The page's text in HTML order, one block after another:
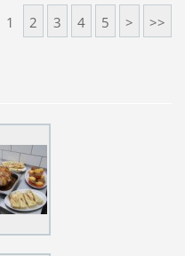
1 2 3 4 5 > >>